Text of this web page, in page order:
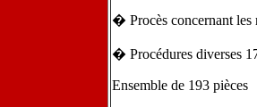
� Procès concernant les
� Procédures diverses
Ensemble de 193 pièces